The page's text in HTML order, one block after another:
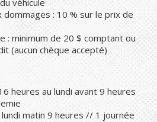
véhicule
dommages : 10 % sur le prix de
: minimum de 20 $ comptant ou
(aucun chèque accepté)
heures au lundi avant 9 heures
lundi matin 9 heures // 1 journée